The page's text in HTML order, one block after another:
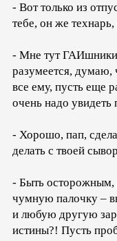
- Вот только из
тебе, он же
- Мне тут ГАИшники
разумеется, думаю,
все ему, пусть еще
очень надо увидеть
- Хорошо, пап,
делать с твоей
- Быть осторожным,
чумную палочку –
и любую другую
истины?! Пусть